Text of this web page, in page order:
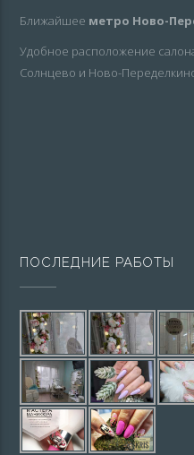
Ближайшее метро Ново-
Удобное расположение
Солнцево и Ново-
ПОСЛЕДНИЕ РАБОТЫ